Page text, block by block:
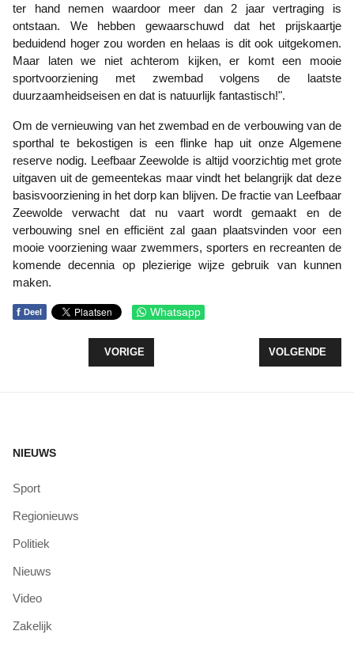
ter hand nemen waardoor meer dan 2 jaar vertraging is
ontstaan. We hebben gewaarschuwd dat het prijskaartje
beduidend hoger zou worden en helaas is dit ook uitgekomen.
Maar laten we niet achterom kijken, er komt een mooie
sportvoorziening met zwembad volgens de laatste
duurzaamheidseisen en dat is natuurlijk fantastisch!".
Om de vernieuwing van het zwembad en de verbouwing van de
sporthal te bekostigen is een flinke hap uit onze Algemene
reserve nodig. Leefbaar Zeewolde is altijd voorzichtig met grote
uitgaven uit de gemeentekas maar vindt het belangrijk dat deze
basisvoorziening in het dorp kan blijven. De fractie van Leefbaar
Zeewolde verwacht dat nu vaart wordt gemaakt en de
verbouwing snel en efficiënt zal gaan plaatsvinden voor een
mooie voorziening waar zwemmers, sporters en recreanten de
komende decennia op plezierige wijze gebruik van kunnen
maken.
f Deel Whatsapp
VORIG ARTIKEL: GEMEENTERAAD AAN DE SLAG
VORIGE VOLGENDE
VOLGENDE
NIEUWS
Sport
Regionieuws
Politiek
Nieuws
Video
Zakelijk